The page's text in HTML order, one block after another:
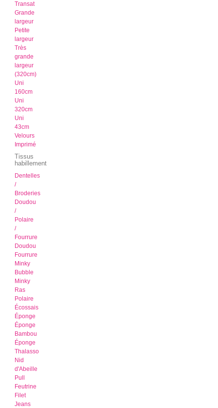
Transat
Grande
largeur
Petite
largeur
Très
grande
largeur
(320cm)
Uni
160cm
Uni
320cm
Uni
43cm
Velours
Imprimé
Tissus
habillement
Dentelles
/
Broderies
Doudou
/
Polaire
/
Fourrure
Doudou
Fourrure
Minky
Bubble
Minky
Ras
Polaire
Écossais
Éponge
Éponge
Bambou
Éponge
Thalasso
Nid
d'Abeille
Pull
Feutrine
Filet
Jeans